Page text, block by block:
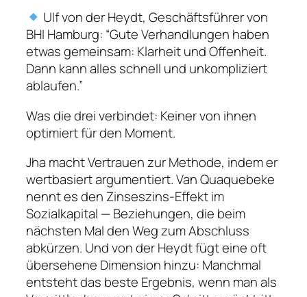
Ulf von der Heydt, Geschäftsführer von
BHI Hamburg: “Gute Verhandlungen haben
etwas gemeinsam: Klarheit und Offenheit.
Dann kann alles schnell und unkompliziert
ablaufen.”
Was die drei verbindet: Keiner von ihnen
optimiert für den Moment.
Jha macht Vertrauen zur Methode, indem er
wertbasiert argumentiert. Van Quaquebeke
nennt es den Zinseszins-Effekt im
Sozialkapital — Beziehungen, die beim
nächsten Mal den Weg zum Abschluss
abkürzen. Und von der Heydt fügt eine oft
übersehene Dimension hinzu: Manchmal
entsteht das beste Ergebnis, wenn man als